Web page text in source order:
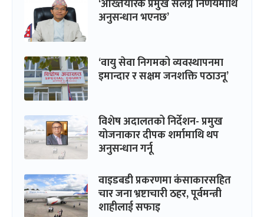
‘अख्तियारकै प्रमुख संलग्न निर्णयमाथि
अनुसन्धान भएनछ’
‘वायु सेवा निगमको व्यवस्थापनमा
इमान्दार र सक्षम जनशक्ति पठाउनू’
विशेष अदालतको निर्देशन- प्रमुख
योजनाकार दीपक शर्मामाथि थप
अनुसन्धान गर्नू
वाइडबडी प्रकरणमा कंसाकारसहित
चार जना भ्रष्टाचारी ठहर, पूर्वमन्त्री
शाहीलाई सफाइ